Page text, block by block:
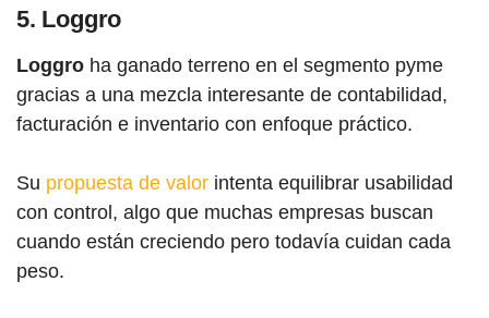
5. Loggro
Loggro ha ganado terreno en el segmento pyme
gracias a una mezcla interesante de contabilidad,
facturación e inventario con enfoque práctico.
Su propuesta de valor intenta equilibrar usabilidad
con control, algo que muchas empresas buscan
cuando están creciendo pero todavía cuidan cada
peso.